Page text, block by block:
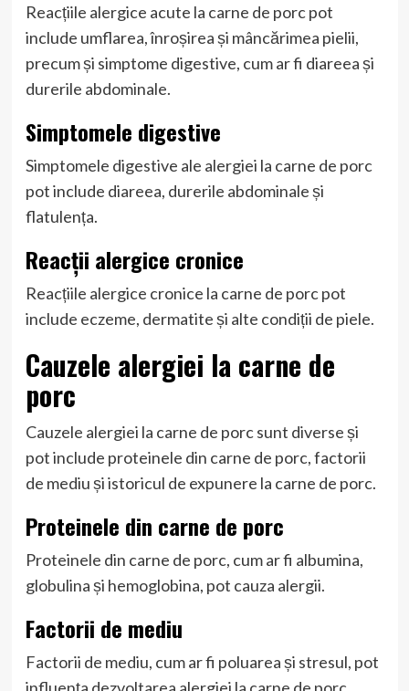
Reacțiile alergice acute la carne de porc pot
include umflarea, înroșirea și mâncărimea pielii,
precum și simptome digestive, cum ar fi diareea și
durerile abdominale.
Simptomele digestive
Simptomele digestive ale alergiei la carne de porc
pot include diareea, durerile abdominale și
flatulența.
Reacții alergice cronice
Reacțiile alergice cronice la carne de porc pot
include eczeme, dermatite și alte condiții de piele.
Cauzele alergiei la carne de
porc
Cauzele alergiei la carne de porc sunt diverse și
pot include proteinele din carne de porc, factorii
de mediu și istoricul de expunere la carne de porc.
Proteinele din carne de porc
Proteinele din carne de porc, cum ar fi albumina,
globulina și hemoglobina, pot cauza alergii.
Factorii de mediu
Factorii de mediu, cum ar fi poluarea și stresul, pot